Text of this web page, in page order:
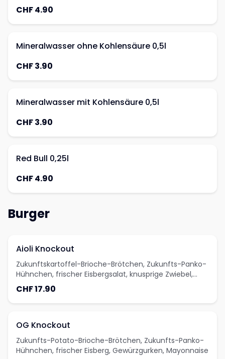
CHF 4.90
Mineralwasser ohne Kohlensäure 0,5l
CHF 3.90
Mineralwasser mit Kohlensäure 0,5l
CHF 3.90
Red Bull 0,25l
CHF 4.90
Burger
Aioli Knockout
Zukunftskartoffel-Brioche-Brötchen, Zukunfts-Panko-
Hühnchen, frischer Eisbergsalat, knusprige Zwiebel,
Gewürzgurken, Aioli
CHF 17.90
OG Knockout
Zukunfts-Potato-Brioche-Brötchen, Zukunfts-Panko-
Hühnchen, frischer Eisberg, Gewürzgurken, Mayonnaise